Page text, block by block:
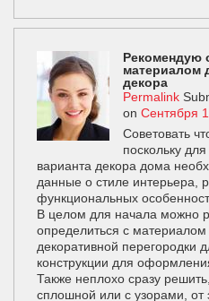
Рекомендую
материалом
декора
Permalink
on Сентября
Советовать
поскольку
варианта декора дома
данные о стиле интерьера,
функциональных
В целом для начала можно
определиться с материалом
декоративной перегородки
конструкции для
Также неплохо сразу
сплошной или с узорами, от